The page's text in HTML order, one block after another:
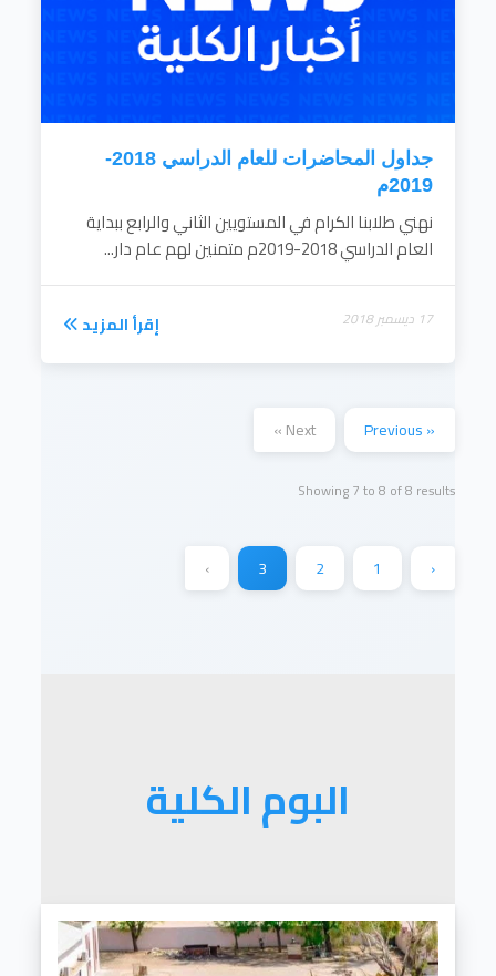
جداول المحاضرات للعام الدراسي 2018-
2019م
نهني طلابنا الكرام في المستويين الثاني والرابع ببداية
العام الدراسي 2018-2019م متمنين لهم عام دار...
17 ديسمبر 2018 إقرأ المزيد
« Previous
Next »
Showing7to8 of8 results
‹
1
2
3
›
البوم الكلية